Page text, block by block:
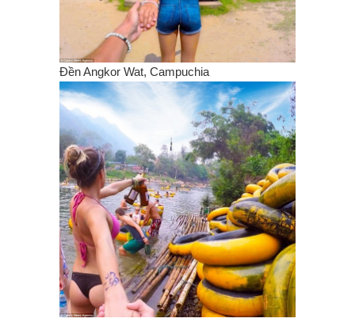
Đền Angkor Wat, Campuchia